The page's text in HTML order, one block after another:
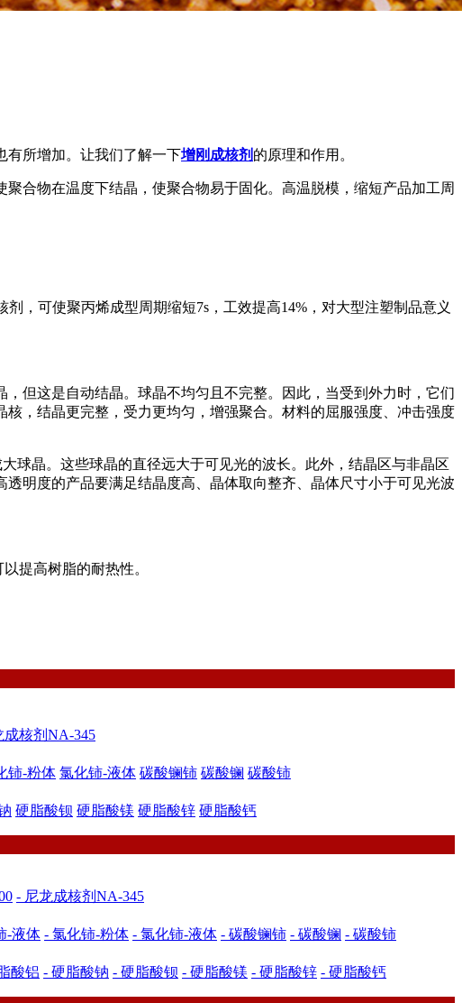
有所增加。让我们了解一下增刚成核剂 的原理和作用。
合物在温度下结晶，使聚合物易于固化。高温脱模，缩短产品加工周
可使聚丙烯成型周期缩短7s，工效提高14%，对大型注塑制品意义
但这是自动结晶。球晶不均匀且不完整。因此，当受到外力时，它们
，结晶更完整，受力更均匀，增强聚合。材料的屈服强度、冲击强度
晶。这些球晶的直径远大于可见光的波长。此外，结晶区与非晶区
明度的产品要满足结晶度高、晶体取向整齐、晶体尺寸小于可见光波
提高树脂的耐热性。
成核剂NA-345
铈-粉体 氯化铈-液体 碳酸镧铈 碳酸镧 碳酸铈
硬脂酸钡 硬脂酸镁 硬脂酸锌 硬脂酸钙
- 尼龙成核剂NA-345
-液体 - 氯化铈-粉体 - 氯化铈-液体 - 碳酸镧铈 - 碳酸镧 - 碳酸铈
酸铝 - 硬脂酸钠 - 硬脂酸钡 - 硬脂酸镁 - 硬脂酸锌 - 硬脂酸钙